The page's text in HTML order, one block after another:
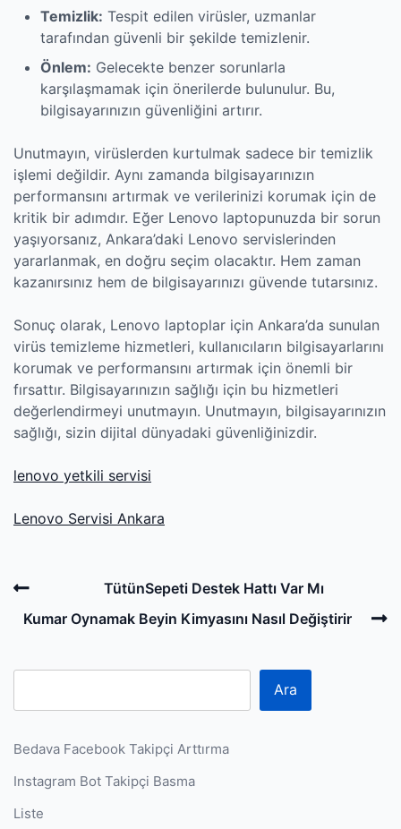
Temizlik: Tespit edilen virüsler, uzmanlar
tarafından güvenli bir şekilde temizlenir.
Önlem: Gelecekte benzer sorunlarla
karşılaşmamak için önerilerde bulunulur. Bu,
bilgisayarınızın güvenliğini artırır.
Unutmayın, virüslerden kurtulmak sadece bir temizlik
işlemi değildir. Aynı zamanda bilgisayarınızın
performansını artırmak ve verilerinizi korumak için de
kritik bir adımdır. Eğer Lenovo laptopunuzda bir sorun
yaşıyorsanız, Ankara’daki Lenovo servislerinden
yararlanmak, en doğru seçim olacaktır. Hem zaman
kazanırsınız hem de bilgisayarınızı güvende tutarsınız.
Sonuç olarak, Lenovo laptoplar için Ankara’da sunulan
virüs temizleme hizmetleri, kullanıcıların bilgisayarlarını
korumak ve performansını artırmak için önemli bir
fırsattır. Bilgisayarınızın sağlığı için bu hizmetleri
değerlendirmeyi unutmayın. Unutmayın, bilgisayarınızın
sağlığı, sizin dijital dünyadaki güvenliğinizdir.
lenovo yetkili servisi
Lenovo Servisi Ankara
Post
navigation
Previous
Post
TütünSepeti Destek Hattı Var Mı
Kumar Oynamak Beyin Kimyasını Nasıl Değiştirir
Ara
Bedava Facebook Takipçi Arttırma
Instagram Bot Takipçi Basma
Liste